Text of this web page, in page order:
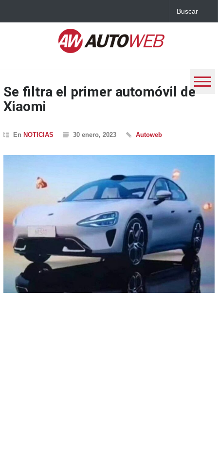
Se filtra el primer automóvil de
Xiaomi
En NOTICIAS 30 enero, 2023 Autoweb